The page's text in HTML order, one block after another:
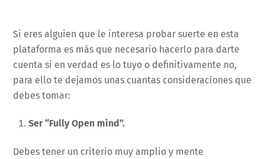
Si eres alguien que le interesa probar suerte en esta
plataforma es más que necesario hacerlo para darte
cuenta si en verdad es lo tuyo o definitivamente no,
para ello te dejamos unas cuantas consideraciones que
debes tomar:
Ser “Fully Open mind”.
Debes tener un criterio muy amplio y mente